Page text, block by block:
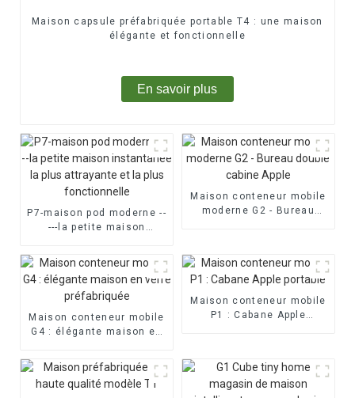
Maison capsule préfabriquée portable T4 : une maison
élégante et fonctionnelle
En savoir plus
P7-maison pod moderne --
---la petite maison
attrayante et la plus
fonctionnelle
Maison conteneur mobile
moderne G2 - Bureau
Maison conteneur mobile
G4 : élégante maison en
Maison conteneur mobile
P1 : Cabane Apple